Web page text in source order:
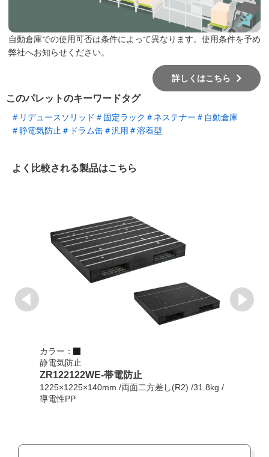
自動倉庫での使用可否は条件によって異なります。使用条件を予め
弊社へお知らせください。
詳しくはこちら
このパレットのキーワードタグ
＃リデュースソリッド ＃固定ラック ＃ネステナー ＃自動倉庫
＃静電気防止 ＃ドラム缶＃汎用 ＃溶着型
よく比較される製品はこちら
カラー：
静電気防止
ZR122122WE-帯電防止
1225×1225×140mm /両面二方差し(R2) /31.8kg /
導電性PP